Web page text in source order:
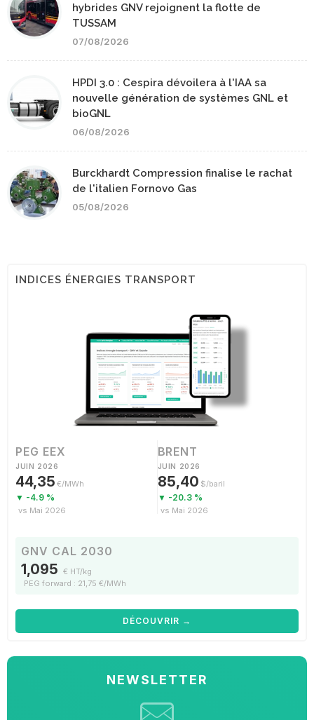
hybrides GNV rejoignent la flotte de
TUSSAM
07/08/2026
HPDI 3.0 : Cespira dévoilera à l'IAA sa
nouvelle génération de systèmes GNL et
bioGNL
06/08/2026
Burckhardt Compression finalise le rachat
de l'italien Fornovo Gas
05/08/2026
INDICES ÉNERGIES TRANSPORT
PEG EEX
JUIN 2026
44,35 €/MWh
▼ -4.9 %
vs Mai 2026
BRENT
JUIN 2026
85,40 $/baril
▼ -20.3 %
vs Mai 2026
GNV CAL 2030
1,095 € HT/kg
PEG forward : 21,75 €/MWh
DÉCOUVRIR →
NEWSLETTER